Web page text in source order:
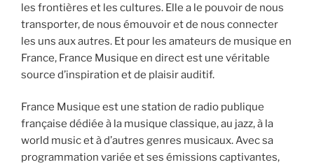
les frontières et les cultures. Elle a le pouvoir de nous
transporter, de nous émouvoir et de nous connecter
les uns aux autres. Et pour les amateurs de musique en
France, France Musique en direct est une véritable
source d’inspiration et de plaisir auditif.
France Musique est une station de radio publique
française dédiée à la musique classique, au jazz, à la
world music et à d’autres genres musicaux. Avec sa
programmation variée et ses émissions captivantes,